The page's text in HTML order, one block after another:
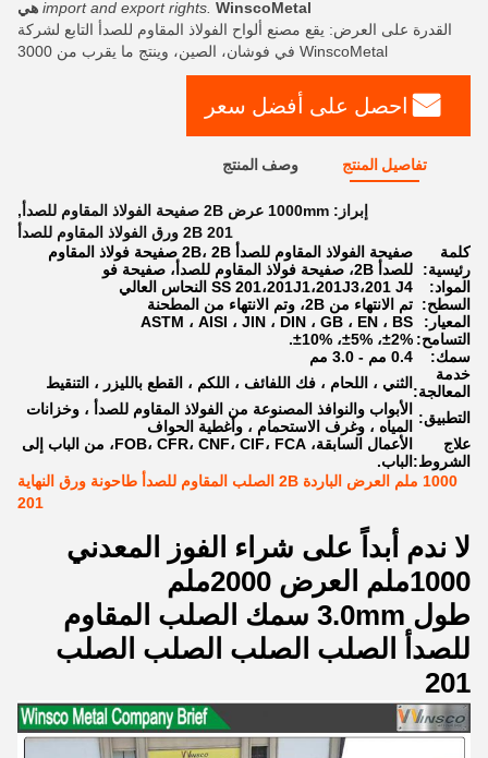
import and export rights. WinscoMetal هي
القدرة على العرض: يقع مصنع ألواح الفولاذ المقاوم للصدأ التابع لشركة
WinscoMetal في فوشان، الصين، وينتج ما يقرب من 3000
احصل على أفضل سعر
تفاصيل المنتج وصف المنتج
إبراز: 1000mm عرض 2B صفيحة الفولاذ المقاوم للصدأ
,
201 2B ورق الفولاذ المقاوم للصدأ
كلمة
رئيسية:
صفيحة الفولاذ المقاوم للصدأ 2B، 2B صفيحة فولاذ المقاوم
للصدأ 2B، صفيحة فولاذ المقاوم للصدأ، صفيحة فو
المواد:
SS 201،201J1،201J3،201 J4 النحاس العالي
السطح: تم الانتهاء من 2B، وتم الانتهاء من المطحنة
المعيار:
ASTM ، AISI ، JIN ، DIN ، GB ، EN ، BS
التسامح: ±2%، ±5%، ±10%.
سمك:
0.4 مم - 3.0 مم
خدمة
المعالجة: الثني ، اللحام ، فك اللفائف ، اللكم ، القطع بالليزر ، التنقيط
التطبيق:
الأبواب والنوافذ المصنوعة من الفولاذ المقاوم للصدأ ، وخزانات
المياه ، وغرف الاستحمام ، وأغطية الحواف
علاج
الشروط:
الأعمال السابقة، FOB، CFR، CNF، CIF، FCA، من الباب إلى
الباب.
1000 ملم العرض الباردة 2B الصلب المقاوم للصدأ طاحونة ورق النهاية
201
لا ندم أبداً على شراء الفوز المعدني
1000ملم العرض 2000ملم
طول 3.0mm سمك الصلب المقاوم
للصدأ الصلب الصلب الصلب الصلب
201